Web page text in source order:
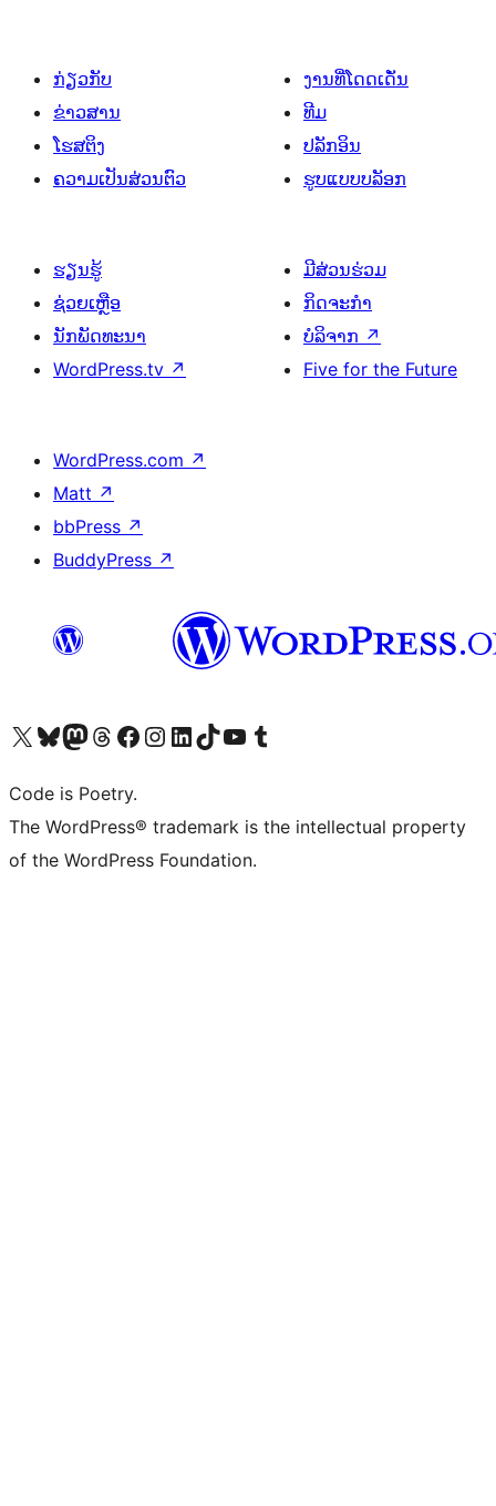
ກ່ຽວກັບ
ຂ່າວສານ
ໂຮສຕິງ
ຄວາມເປັນສ່ວນຕົວ
ງານທີ່ໂດດເດັ່ນ
ທີມ
ປລັກອິນ
ຮູບແບບບລັອກ
ຮຽນຮູ້
ຊ່ວຍເຫຼືອ
ນັກພັດທະນາ
WordPress.tv ↗
ມີສ່ວນຮ່ວມ
ກິດຈະກຳ
ບໍລິຈາກ ↗
Five for the Future
WordPress.com ↗
Matt ↗
bbPress ↗
BuddyPress ↗
ຢ້ຽມຊົມບັນຊີ X (ຊື່ເກົ່າ Twitter) ຂອງພວກເຮົາຢ້ຽມຊົມບັນຊີ Bluesky ຂອງພວກເຮົາຢ້ຽມຊົມບັນຊີ Mastodon ຂອງພວກເຮົາຢ້ຽມຊົມບັນຊີ Threads ຂອງພວກເຮົາຢ້ຽມຊົມໜ້າ Facebook ຂອງພວກເຮົາຢ້ຽມຊົມບັນຊີ Instagram ຂອງພວກເຮົາຢ້ຽມຊົມບັນຊີ LinkedIn ຂອງພວກເຮົາຢ້ຽມຊົມບັນຊີ TikTok ຂອງພວກເຮົາຢ້ຽມຊົມຊ່ອງ YouTube ຂອງພວກເຮົາຢ້ຽມຊົມບັນຊີ Tumblr ຂອງພວກເຮົາ
Code is Poetry.
The WordPress® trademark is the intellectual property
of the WordPress Foundation.